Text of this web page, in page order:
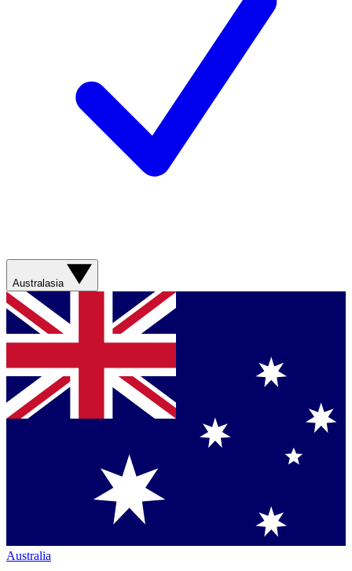
Australasia
Australia